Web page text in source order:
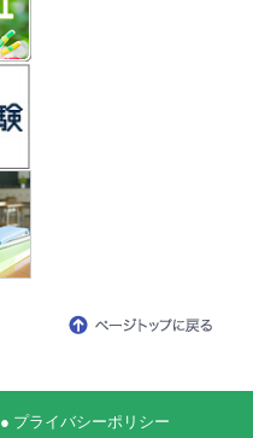
● プライバシーポリシー